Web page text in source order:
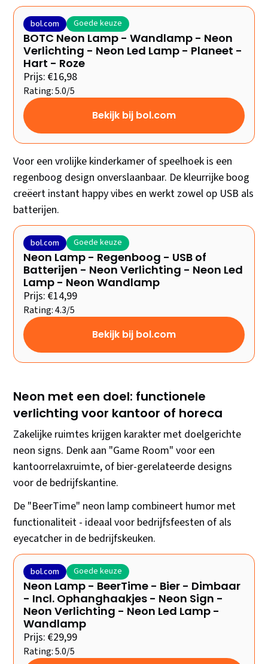
bol.com Goede keuze
BOTC Neon Lamp - Wandlamp - Neon
Verlichting - Neon Led Lamp - Planeet -
Hart - Roze
Prijs: €16,98
Rating: 5.0/5
Bekijk bij bol.com
Voor een vrolijke kinderkamer of speelhoek is een
regenboog design onverslaanbaar. De kleurrijke boog
creëert instant happy vibes en werkt zowel op USB als
batterijen.
bol.com Goede keuze
Neon Lamp - Regenboog - USB of
Batterijen - Neon Verlichting - Neon Led
Lamp - Neon Wandlamp
Prijs: €14,99
Rating: 4.3/5
Bekijk bij bol.com
Neon met een doel: functionele
verlichting voor kantoor of horeca
Zakelijke ruimtes krijgen karakter met doelgerichte
neon signs. Denk aan "Game Room" voor een
kantoorrelaxruimte, of bier-gerelateerde designs
voor de bedrijfskantine.
De "BeerTime" neon lamp combineert humor met
functionaliteit - ideaal voor bedrijfsfeesten of als
eyecatcher in de bedrijfskeuken.
bol.com Goede keuze
Neon Lamp - BeerTime - Bier - Dimbaar
- Incl. Ophanghaakjes - Neon Sign -
Neon Verlichting - Neon Led Lamp -
Wandlamp
Prijs: €29,99
Rating: 5.0/5